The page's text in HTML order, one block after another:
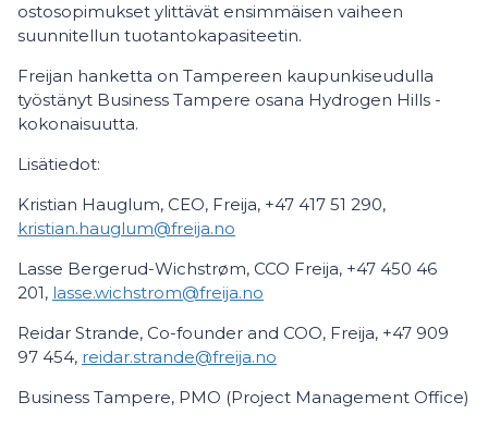
ostosopimukset ylittävät ensimmäisen vaiheen
suunnitellun tuotantokapasiteetin.
Freijan hanketta on Tampereen kaupunkiseudulla
työstänyt Business Tampere osana Hydrogen Hills -
kokonaisuutta.
Lisätiedot:
Kristian Hauglum, CEO, Freija, +47 417 51 290,
kristian.hauglum@freija.no
Lasse Bergerud-Wichstrøm, CCO Freija, +47 450 46
201, lasse.wichstrom@freija.no
Reidar Strande, Co-founder and COO, Freija, +47 909
97 454, reidar.strande@freija.no
Business Tampere, PMO (Project Management Office)